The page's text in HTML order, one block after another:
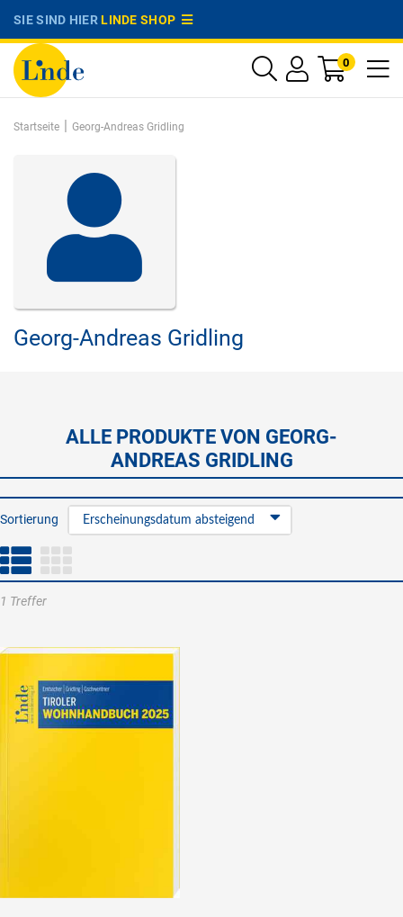
SIE SIND HIERLINDE SHOP
0
Startseite | Georg-Andreas Gridling
Georg-Andreas Gridling
ALLE PRODUKTE VON GEORG-
ANDREAS GRIDLING
Sortierung Erscheinungsdatum absteigend
1 Treffer